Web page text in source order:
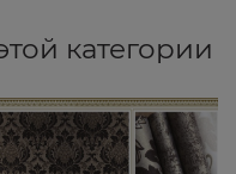
категории